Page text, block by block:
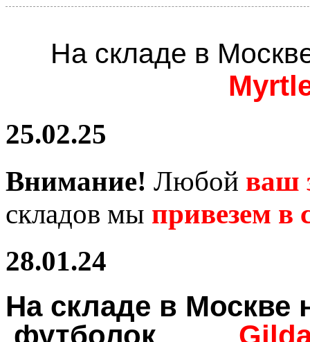
На складе в
25.02.25
Внимание! Любой ваш
складов мы привезем в
28.01.24
На складе в